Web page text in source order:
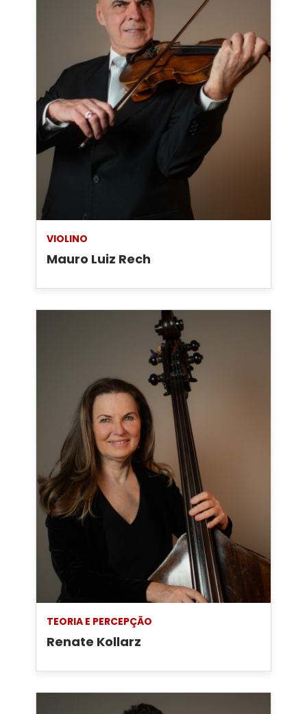
VIOLINO
Mauro Luiz Rech
TEORIA E PERCEPÇÃO
Renate Kollarz